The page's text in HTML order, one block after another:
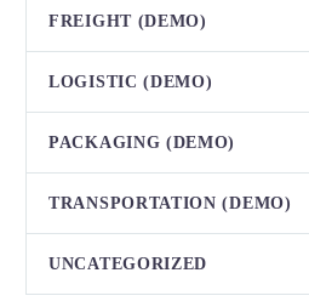
FREIGHT (DEMO)
LOGISTIC (DEMO)
PACKAGING (DEMO)
TRANSPORTATION (DEMO)
UNCATEGORIZED